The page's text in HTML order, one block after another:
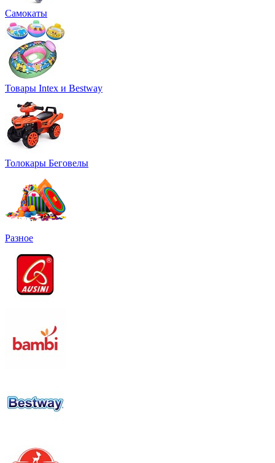
Самокаты
Товары Intex и Bestway
Толокары Беговелы
Разное